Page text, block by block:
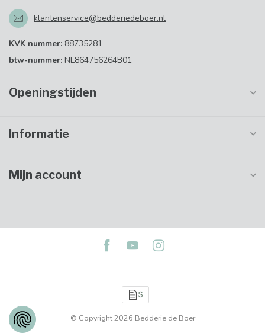
klantenservice@bedderiedeboer.nl
KVK nummer: 88735281
btw-nummer: NL864756264B01
Openingstijden
Informatie
Mijn account
© Copyright 2026 Bedderie de Boer